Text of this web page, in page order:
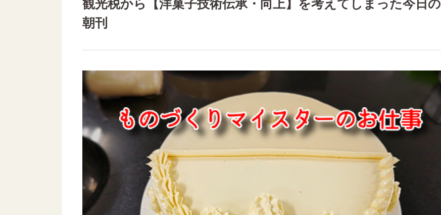
観光税から【洋菓子技術伝承・向上】を考えてしまった今日の
朝刊